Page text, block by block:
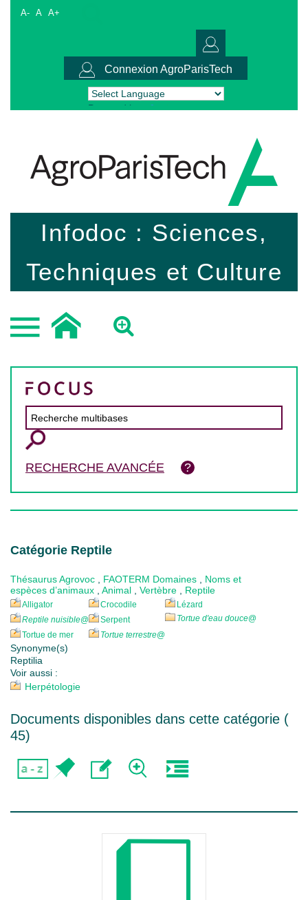
A- A A+
Connexion AgroParisTech
Powered by Translate
Infodoc : Sciences,
Techniques et Culture
RECHERCHE AVANCÉE
Catégorie Reptile
Thésaurus Agrovoc FAOTERM Domaines
Noms et
espèces d’animaux
Animal Vertèbre Reptile
Alligator Crocodile
Lézard
Reptile nuisible@ Serpent Tortue d'eau douce@
Tortue de mer
Tortue terrestre@
Synonyme(s)
Reptilia
Voir aussi :
Herpétologie
Documents disponibles dans cette catégorie (
45)